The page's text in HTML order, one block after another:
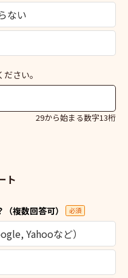
ない
さい。
29から始まる数字13桁
ト
複数回答可） 必須
Yahooなど）